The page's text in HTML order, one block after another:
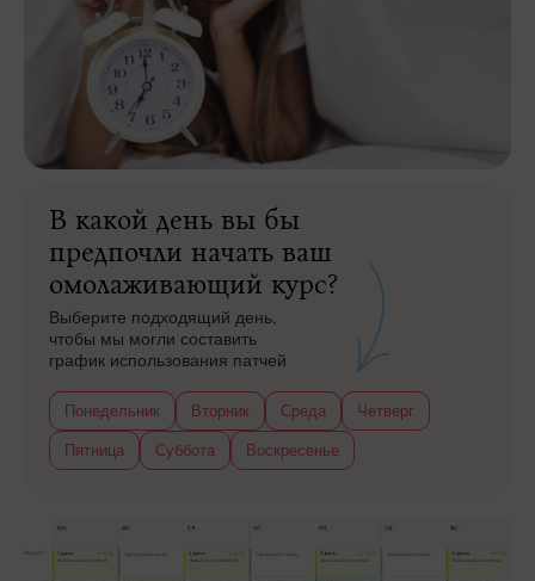
В какой день вы бы
предпочли начать ваш
омолаживающий курс?
Выберите подходящий день,
чтобы мы могли составить
график использования патчей
Понедельник Вторник Среда Четверг
Пятница Суббота Воскресенье